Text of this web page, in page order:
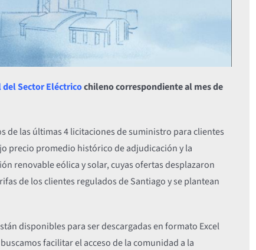
del Sector Eléctricochileno correspondiente al mes de
de las últimas 4 licitaciones de suministro para clientes
precio promedio histórico de adjudicación y la
renovable eólica y solar, cuyas ofertas desplazaron
de los clientes regulados de Santiago y se plantean
disponibles para ser descargadas en formato Excel
facilitar el acceso de la comunidad a la